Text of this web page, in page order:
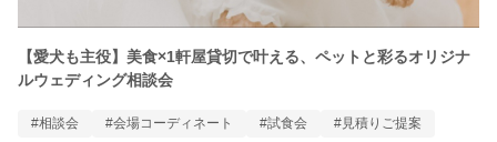
【愛犬も主役】美食×1軒屋貸切で叶える、ペットと彩るオリジナ
ルウェディング相談会
#相談会 #会場コーディネート #試食会 #見積りご提案